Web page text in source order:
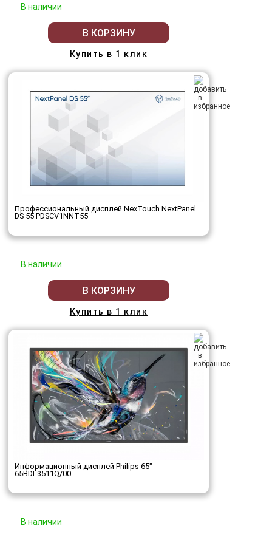
В наличии
В КОРЗИНУ
Купить в 1 клик
Профессиональный дисплей NexTouch NextPanel
DS 55 PDSCV1NNT55
В наличии
В КОРЗИНУ
Купить в 1 клик
Информационный дисплей Philips 65"
65BDL3511Q/00
В наличии